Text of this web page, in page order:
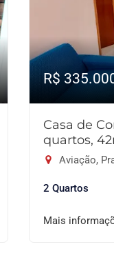
R$
Casa de
quartos,
Aviação,
2 Quartos
Mais